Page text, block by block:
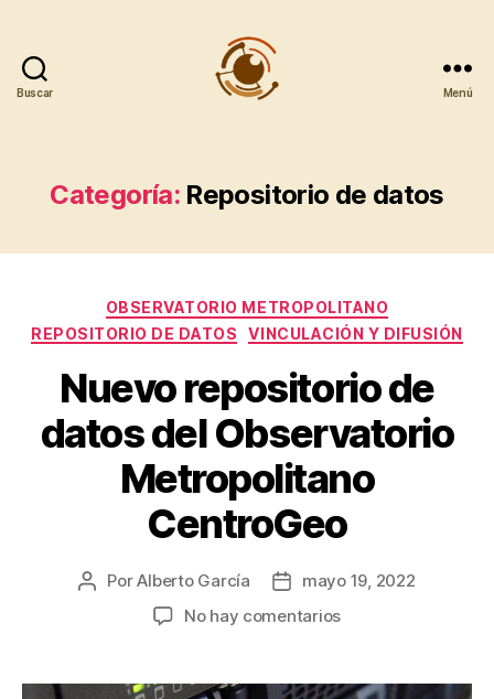
Buscar Menú
Categoría: Repositorio de datos
Categorías
OBSERVATORIO METROPOLITANO
REPOSITORIO DE DATOS
VINCULACIÓN Y DIFUSIÓN
Nuevo repositorio de
datos del Observatorio
Metropolitano
CentroGeo
Autor
PorAlberto García
Fecha
de
mayo 19, 2022
No hay comentariosen
de